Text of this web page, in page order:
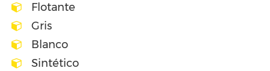
Flotante
Gris
Blanco
Sintético